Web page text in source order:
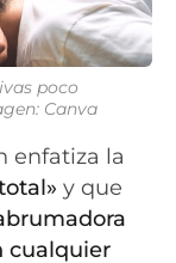
poco
Canva
enfatiza la
y que
cualquier